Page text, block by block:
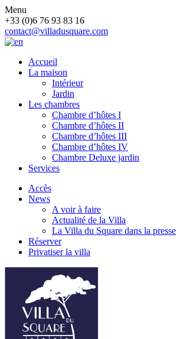
Menu
+33 (0)6 76 93 83 16
contact@villadusquare.com
Accueil
La maison
Intérieur
Jardin
Les chambres
Chambre d’hôtes I
Chambre d’hôtes II
Chambre d’hôtes III
Chambre d’hôtes IV
Chambre Deluxe jardin
Services
Accès
News
A voir à faire
Actualité de la Villa
La Villa du Square dans la presse
Réserver
Privatiser la villa